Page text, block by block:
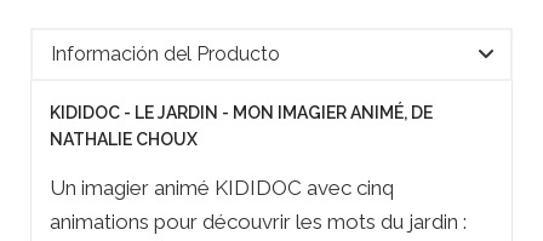
Información del Producto
KIDIDOC - LE JARDIN - MON IMAGIER ANIMÉ, DE
NATHALIE CHOUX
Un imagier animé KIDIDOC avec cinq
animations pour découvrir les mots du jardin :